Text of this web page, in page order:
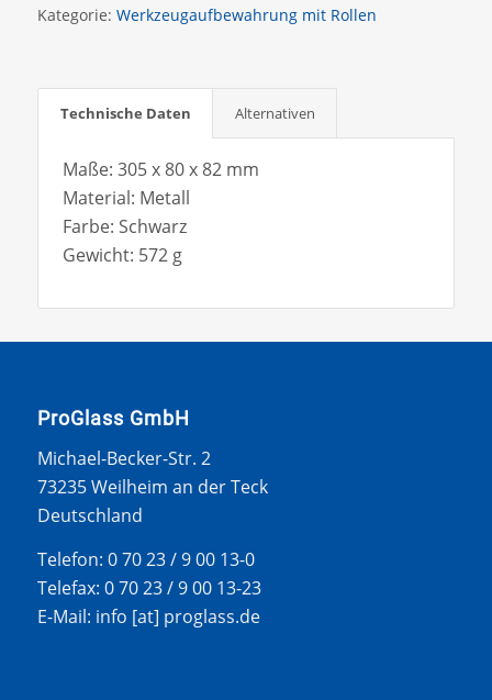
Kategorie: Werkzeugaufbewahrung mit Rollen
Technische Daten Alternativen
Maße: 305 x 80 x 82 mm
Material: Metall
Farbe: Schwarz
Gewicht: 572 g
ProGlass GmbH
Michael-Becker-Str. 2
73235 Weilheim an der Teck
Deutschland
Telefon: 0 70 23 / 9 00 13-0
Telefax: 0 70 23 / 9 00 13-23
E-Mail: info [at] proglass.de